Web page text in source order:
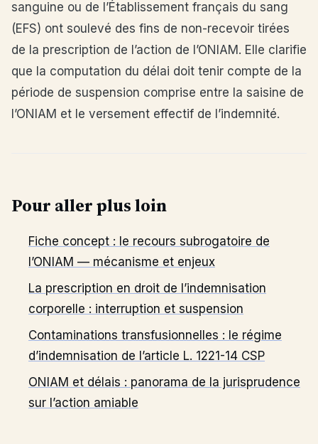
sanguine ou de l’Établissement français du sang
(EFS) ont soulevé des fins de non-recevoir tirées
de la prescription de l’action de l’ONIAM. Elle clarifie
que la computation du délai doit tenir compte de la
période de suspension comprise entre la saisine de
l’ONIAM et le versement effectif de l’indemnité.
Pour aller plus loin
Fiche concept : le recours subrogatoire de
l’ONIAM — mécanisme et enjeux
La prescription en droit de l’indemnisation
corporelle : interruption et suspension
Contaminations transfusionnelles : le régime
d’indemnisation de l’article L. 1221-14 CSP
ONIAM et délais : panorama de la jurisprudence
sur l’action amiable